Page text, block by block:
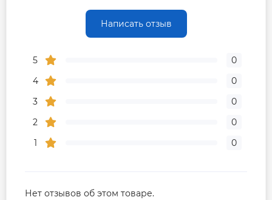
Написать отзыв
5
0
4
0
3
0
2
0
1
0
Нет отзывов об этом товаре.